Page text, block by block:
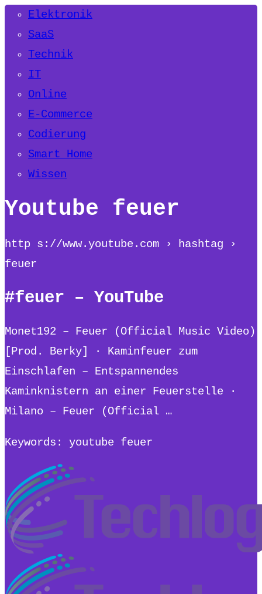
Elektronik
SaaS
Technik
IT
Online
E-Commerce
Codierung
Smart Home
Wissen
Youtube feuer
http s://www.youtube.com › hashtag ›
feuer
#feuer – YouTube
Monet192 – Feuer (Official Music Video)
[Prod. Berky] · Kaminfeuer zum
Einschlafen – Entspannendes
Kaminknistern an einer Feuerstelle ·
Milano – Feuer (Official …
Keywords: youtube feuer